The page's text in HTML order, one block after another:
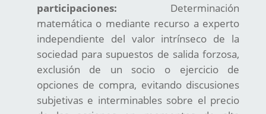
participaciones: Determinación
matemática o mediante recurso a experto
independiente del valor intrínseco de la
sociedad para supuestos de salida forzosa,
exclusión de un socio o ejercicio de
opciones de compra, evitando discusiones
subjetivas e interminables sobre el precio